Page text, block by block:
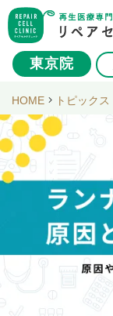
東京院
HOME トピックス